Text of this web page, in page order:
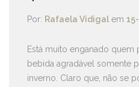
Por: Rafaela Vidigal em
Está muito enganado quem
bebida agradável somente
inverno. Claro que, não se